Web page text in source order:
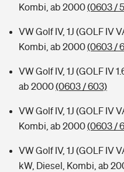
Kombi, ab 2000(0603 /
VW Golf IV, 1J (GOLF IV
Kombi, ab 2000(0603 /
VW Golf IV, 1J (GOLF IV
ab 2000(0603 / 603)
VW Golf IV, 1J (GOLF IV
Kombi, ab 2000(0603 /
VW Golf IV, 1J (GOLF IV
kW, Diesel, Kombi, ab